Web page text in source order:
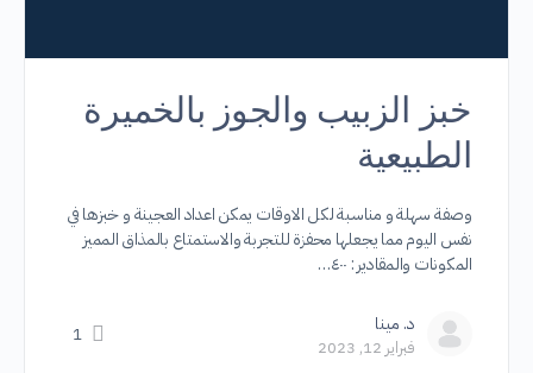
خبز الزبيب والجوز بالخميرة
الطبيعية
وصفة سهلة و مناسبة لكل الاوقات يمكن اعداد العجينة و خبزها في
نفس اليوم مما يجعلها محفزة للتجربة والاستمتاع بالمذاق المميز
المكونات والمقادير : ٤٠٠…
د. مينا
فبراير 12, 2023
1